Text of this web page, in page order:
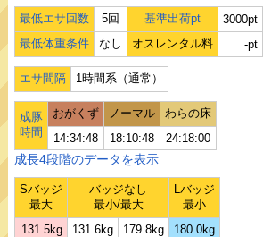
最低エサ回数 5回 基準出荷pt
3000pt
最低体重条件
なし オスレンタル料 -pt
エサ間隔 1時間系（通常）
成豚
時間
おがくず ノーマル
わらの床
14:34:48
18:10:48 24:18:00
成長4段階のデータを表示
Sバッジ
最大
バッジなし
最小/最大
Lバッジ
最小
131.5kg
131.6kg 179.8kg 180.0kg